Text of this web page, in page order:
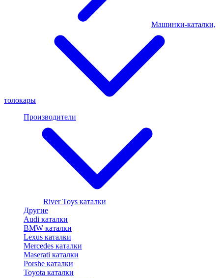
Машинки-каталки,
толокары
Производители
River Toys каталки
Другие
Audi каталки
BMW каталки
Lexus каталки
Mercedes каталки
Maserati каталки
Porshe каталки
Toyota каталки